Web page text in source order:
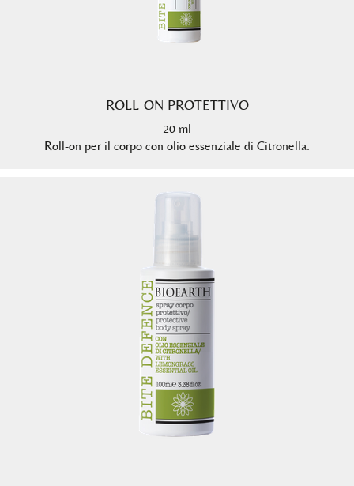
ROLL-ON PROTETTIVO
20 ml
Roll-on per il corpo con olio essenziale di Citronella.